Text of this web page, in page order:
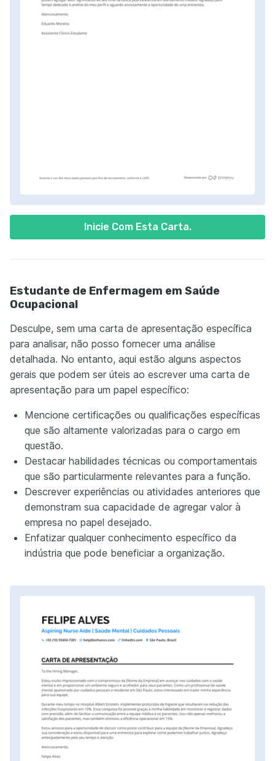
Inicie Com Esta Carta.
Estudante de Enfermagem em Saúde
Ocupacional
Desculpe, sem uma carta de apresentação específica
para analisar, não posso fornecer uma análise
detalhada. No entanto, aqui estão alguns aspectos
gerais que podem ser úteis ao escrever uma carta de
apresentação para um papel específico:
Mencione certificações ou qualificações específicas
que são altamente valorizadas para o cargo em
questão.
Destacar habilidades técnicas ou comportamentais
que são particularmente relevantes para a função.
Descrever experiências ou atividades anteriores que
demonstram sua capacidade de agregar valor à
empresa no papel desejado.
Enfatizar qualquer conhecimento específico da
indústria que pode beneficiar a organização.